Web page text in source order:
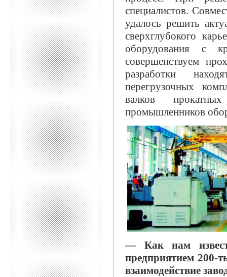
специалистов.
удалось решить
сверхглубокого
оборудования с
совершенствуем
разработки
перегрузочных
валков
промышленников
— Как нам
предприятием 200-
взаимодействие